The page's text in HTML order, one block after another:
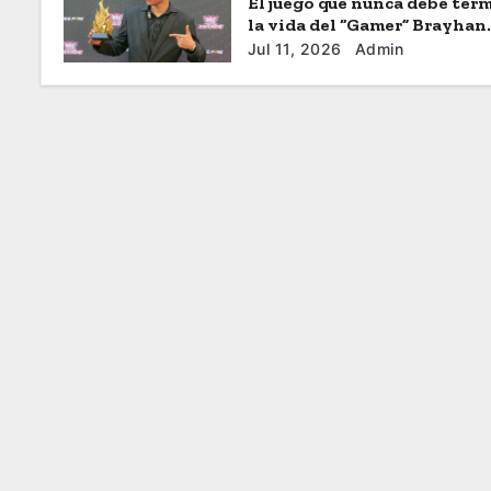
la vida del “Gamer” Brayhan
Crazzy
Jul 11, 2026 Admin